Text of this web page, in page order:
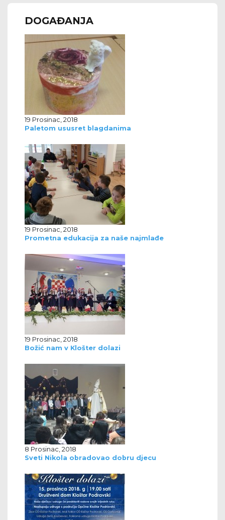
DOGAĐANJA
19 Prosinac, 2018
Paletom ususret blagdanima
19 Prosinac, 2018
Prometna edukacija za naše najmlađe
19 Prosinac, 2018
Božić nam v Klošter dolazi
8 Prosinac, 2018
Sveti Nikola obradovao dobru djecu